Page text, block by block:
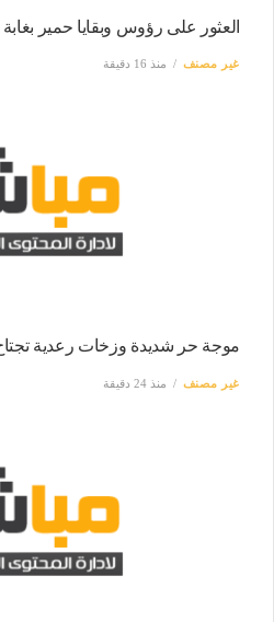
العثور على رؤوس وبقايا حمير
غير مصنف منذ 16 دقيقة
موجة حر شديدة وزخات رعدية
غير مصنف منذ 24 دقيقة